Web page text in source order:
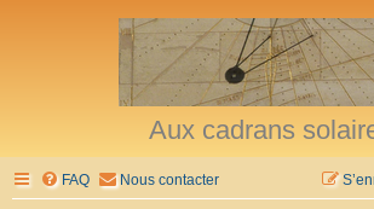
Aux cadrans
FAQ Nous contacter